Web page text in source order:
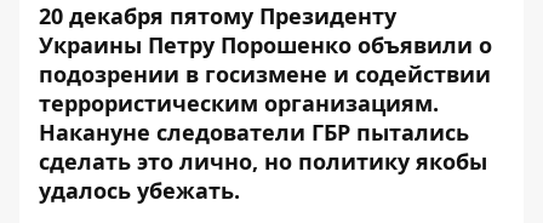
20 декабря пятому Президенту
Украины Петру Порошенко объявили о
подозрении в госизмене и содействии
террористическим организациям.
Накануне следователи ГБР пытались
сделать это лично, но политику якобы
удалось убежать.